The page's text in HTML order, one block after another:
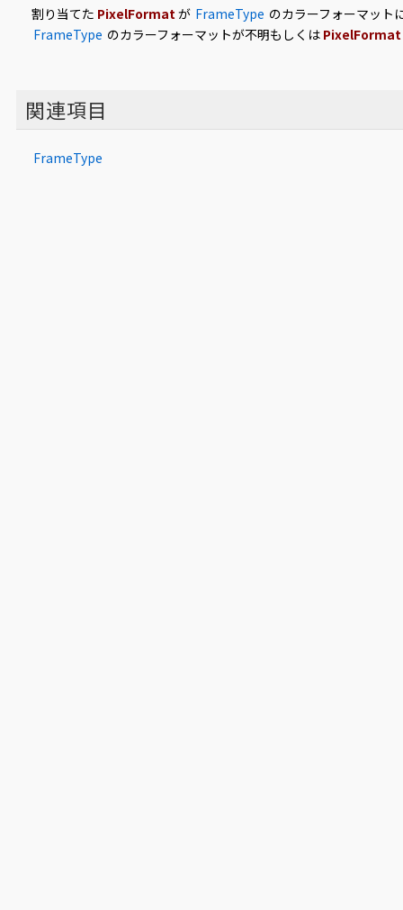
割り当てた PixelFormatが FrameType のカラーフォーマット
FrameType のカラーフォーマットが不明もしくは PixelFormat
関連項目
FrameType